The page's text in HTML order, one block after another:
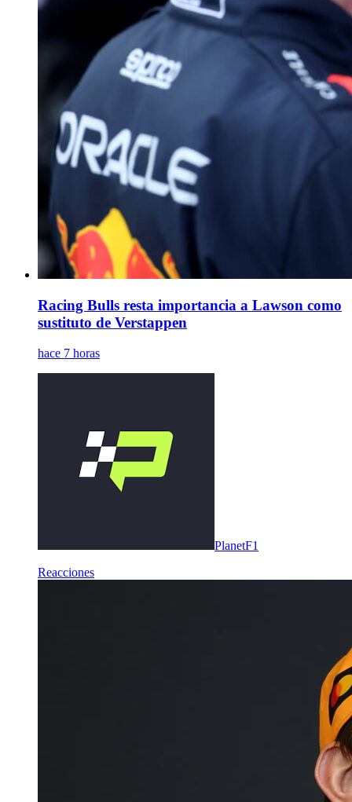
Racing Bulls resta importancia a Lawson como
sustituto de Verstappen
hace 7 horas
PlanetF1
Reacciones